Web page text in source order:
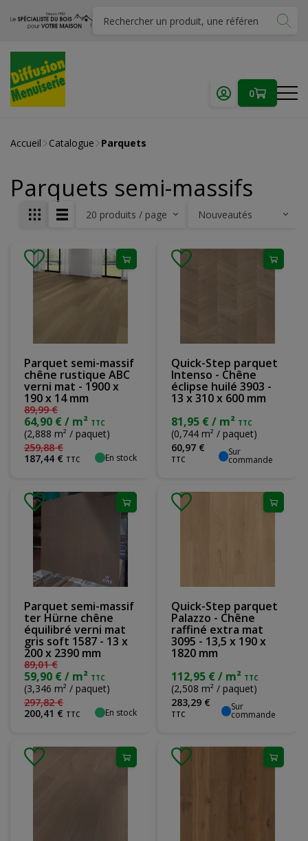
0
Accueil Catalogue Parquets
Parquets semi-massifs
Parquet semi-massif
chêne rustique ABC
verni mat - 1900 x
190 x 14 mm
89,99€
64,90 € / m² TTC
(2,888 m² / paquet)
259,88€
187,44 € TTC En stock
Quick-Step parquet
Intenso - Chêne
éclipse huilé 3903 -
13 x 310 x 600 mm
81,95 € / m² TTC
(0,744 m² / paquet)
60,97 €
TTC
Sur
commande
Parquet semi-massif
ter Hürne chêne
équilibré verni mat
gris soft 1587 - 13 x
200 x 2390 mm
89,01€
59,90 € / m² TTC
(3,346 m² / paquet)
297,82€
200,41 € TTC En stock
Quick-Step parquet
Palazzo - Chêne
raffiné extra mat
3095 - 13,5 x 190 x
1820 mm
112,95 € / m² TTC
(2,508 m² / paquet)
283,29 €
TTC
Sur
commande